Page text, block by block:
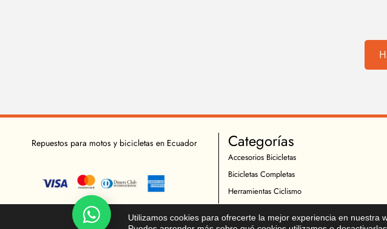
Repuestos para motos y bicicletas en Ecuador Categorías
Accesorios Bicicletas
Bicicletas Completas
Herramientas Ciclismo
Indumentaria Ciclistas
Repuestos Bicicletas
Utilizamos cookies para ofrecerte la mejor experiencia en nuestra
Chatea!